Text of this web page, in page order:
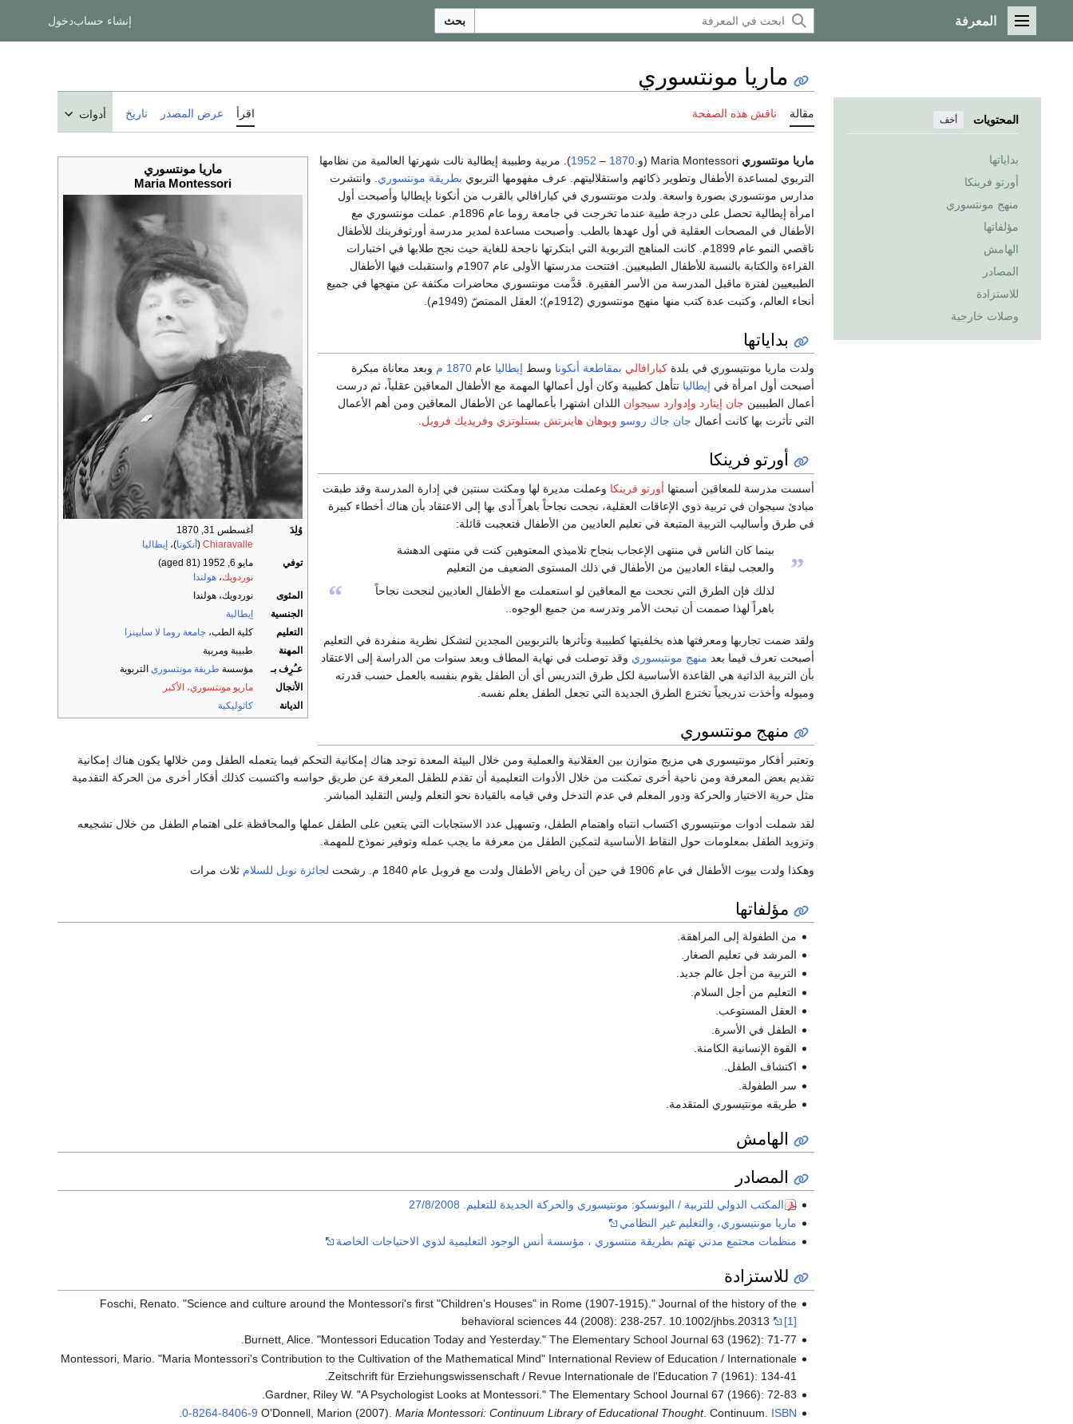
القائمة الرئيسية
المعرفة بحث إنشاء حسابدخول
المحتويات أخف
بداياتها
أورتو فرينكا
منهج مونتسوري
مؤلفاتها
الهامش
المصادر
للاستزادة
وصلات خارجية
ماريا مونتسوري
مقالة ناقش هذه الصفحة اقرأ عرض المصدر تاريخ أدوات
ماريا مونتسوري
Maria Montessori
وُلِدَ
أغسطس 31, 1870
Chiaravalle
( أنكونا)، إيطاليا
توفي
مايو 6, 1952
(aged 81)
نوردويك، هولندا
المثوى
نوردويك، هولندا
الجنسية
إيطالية
التعليم
كلية الطب، جامعة روما لا ساپينزا
المهنة
طبيبة ومربية
عـُرِف بـ
مؤسسة طريقة مونتسوري التربوية
الأنجال
ماريو مونتسوري، الأكبر
الديانة
كاثوليكية
ماريا مونتسوري 1870
–
1952). مربية وطبيبة إيطالية نالت شهرتها العالمية من نظامها
التربوي لمساعدة الأطفال وتطوير ذكائهم واستقلاليتهم. عرف مفهومها التربوي بطريقة مونتسوري . وانتشرت
مدارس مونتسوري بصورة واسعة. ولدت مونتسوري في كيارافالي بالقرب من أنكونا بإيطاليا وأصبحت أول
امرأة إيطالية تحصل على درجة طبية عندما تخرجت في جامعة روما عام 1896م. عملت مونتسوري مع
الأطفال في المصحات العقلية في أول عهدها بالطب. وأصبحت مساعدة لمدير مدرسة أورثوفرينك للأطفال
ناقصي النمو عام 1899م. كانت المناهج التربوية التي ابتكرتها ناجحة للغاية حيث نجح طلابها في اختبارات
القراءة والكتابة بالنسبة للأطفال الطبيعيين. افتتحت مدرستها الأولى عام 1907م واستقبلت فيها الأطفال
الطبيعيين لفترة ماقبل المدرسة من الأسر الفقيرة. قدَّمت مونتسوري محاضرات مكثفة عن منهجها في جميع
أنحاء العالم، وكتبت عدة كتب منها منهج مونتسوري (1912م)؛ العقل الممتصّ (1949م).
بداياتها
ولدت ماريا مونتيسوري في بلدة كيارافالي بمقاطعة أنكونا وسط إيطاليا عام 1870 م وبعد معاناة مبكرة
أصبحت أول امرأة في إيطاليا تتأهل كطبيبة وكان أول أعمالها المهمة مع الأطفال المعاقين عقلياً، ثم درست
أعمال الطبيبين جان إيتارد وإدوارد سيجوان اللذان اشتهرا بأعمالهما عن الأطفال المعاقين ومن أهم الأعمال
التي تأثرت بها كانت أعمال جان جاك روسو ويوهان هاينرتش بستلوتزي وفريديك فروبل.
أورتو فرينكا
أسست مدرسة للمعاقين أسمتها أورتو فرينكا وعملت مديرة لها ومكثت سنتين في إدارة المدرسة وقد طبقت
مبادئ سيجوان في تربية ذوي الإعاقات العقلية، نجحت نجاحاً باهراً أدى بها إلى الاعتقاد بأن هناك أخطاء كبيرة
في طرق وأساليب التربية المتبعة في تعليم العاديين من الأطفال فتعجبت قائلة:
”
بينما كان الناس في منتهى الإعجاب بنجاح تلاميذي المعتوهين كنت في منتهى الدهشة
والعجب لبقاء العاديين من الأطفال في ذلك المستوى الضعيف من التعليم
لذلك فإن الطرق التي نجحت مع المعاقين لو استعملت مع الأطفال العاديين لنجحت نجاحاً
باهراً لهذا صممت أن تبحث الأمر وتدرسه من جميع الوجوه..
“
ولقد ضمت تجاربها ومعرفتها هذه بخلفيتها كطبيبة وتأثرها بالتربويين المجدين لتشكل نظرية منفردة في التعليم
أصبحت تعرف فيما بعد منهج مونتيسوري وقد توصلت في نهاية المطاف وبعد سنوات من الدراسة إلى الاعتقاد
بأن التربية الذاتية هي القاعدة الأساسية لكل طرق التدريس أي أن الطفل يقوم بنفسه بالعمل حسب قدرته
وميوله وأخذت تدريجياً تخترع الطرق الجديدة التي تجعل الطفل يعلم نفسه.
منهج مونتسوري
وتعتبر أفكار مونتيسوري هي مزيج متوازن بين العقلانية والعملية ومن خلال البيئة المعدة توجد هناك إمكانية التحكم فيما يتعمله الطفل ومن خلالها يكون هناك إمكانية
تقديم بعض المعرفة ومن ناحية أخرى تمكنت من خلال الأدوات التعليمية أن تقدم للطفل المعرفة عن طريق حواسه واكتسبت كذلك أفكار أخرى من الحركة التقدمية
مثل حرية الاختيار والحركة ودور المعلم في عدم التدخل وفي قيامه بالقيادة نحو التعلم وليس التقليد المباشر.
لقد شملت أدوات مونتيسوري اكتساب انتباه واهتمام الطفل، وتسهيل عدد الاستجابات التي يتعين على الطفل عملها والمحافظة على اهتمام الطفل من خلال تشجيعه
وتزويد الطفل بمعلومات حول النقاط الأساسية لتمكين الطفل من معرفة ما يجب عمله وتوفير نموذج للمهمة.
وهكذا ولدت بيوت الأطفال في عام 1906 في حين أن رياض الأطفال ولدت مع فروبل عام 1840 م. رشحت لجائزة نوبل للسلام ثلاث مرات
مؤلفاتها
من الطفولة إلى المراهقة.
المرشد في تعليم الصغار.
التربية من أجل عالم جديد.
التعليم من أجل السلام.
العقل المستوعب.
الطفل في الأسرة.
القوة الإنسانية الكامنة.
اكتشاف الطفل.
سر الطفولة.
طريقه مونتيسوري المتقدمة.
الهامش
المصادر
المكتب الدولي للتربية / اليونسكو: مونتيسوري والحركة الجديدة للتعليم. 27/8/2008
ماريا مونتيسوري، والتعليم غير النظامي
منظمات مجتمع مدني تهتم بطريقة منتسوري ، مؤسسة أنس الوجود التعليمية لذوي الاحتياجات الخاصة
للاستزادة
Foschi, Renato. "Science and culture around the Montessori's first "Children's Houses" in Rome (1907-1915)." Journal of the history of the
behavioral sciences 44 (2008): 238-257. 10.1002/jhbs.20313
[1]
Burnett, Alice. "Montessori Education Today and Yesterday." The Elementary School Journal 63 (1962): 71-77.
Montessori, Mario. "Maria Montessori's Contribution to the Cultivation of the Mathematical Mind" International Review of Education / Internationale
Zeitschrift für Erziehungswissenschaft / Revue Internationale de l'Education 7 (1961): 134-41.
Gardner, Riley W. "A Psychologist Looks at Montessori." The Elementary School Journal 67 (1966): 72-83.
O'Donnell, Marion (2007). Maria Montessori: Continuum Library of Educational Thought. Continuum. ISBN
0-8264-8406-9
.